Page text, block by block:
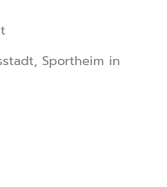
Sportheim in